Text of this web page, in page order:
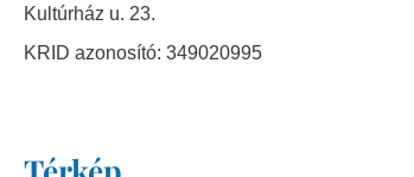
Kultúrház u. 23.
KRID azonosító: 349020995